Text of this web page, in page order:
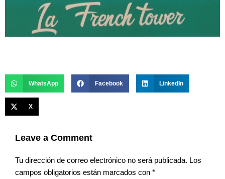
WhatsApp Facebook LinkedIn
X
Leave a Comment
Tu dirección de correo electrónico no será publicada. Los
campos obligatorios están marcados con *